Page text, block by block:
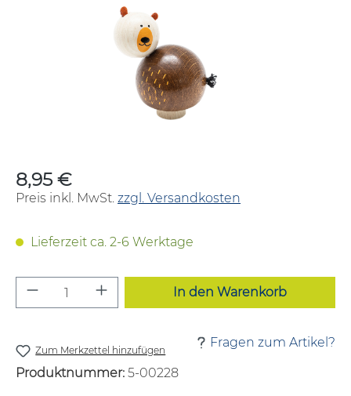
Regulärer Preis:
8,95 €
Preis inkl. MwSt. zzgl. Versandkosten
Lieferzeit ca. 2-6 Werktage
Produkt Anzahl: Gib den
In den Warenkorb
Zum Merkzettel hinzufügen
Fragen zum Artikel?
Produktnummer: 5-00228